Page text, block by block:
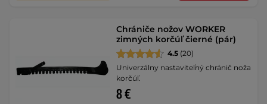
Chrániče nožov WORKER
zimných korčúľ čierné (pár)
4.5 (20)
Univerzálny nastaviteľný chránič noža
korčúľ.
8 €